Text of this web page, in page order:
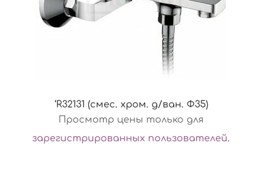
‘R32131 (смес. хром. д/ван. Ф35)
Просмотр цены только для
зарегистрированных пользователей.